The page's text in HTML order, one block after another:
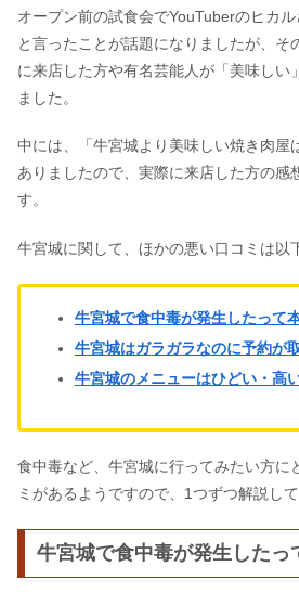
オープン前の試食会でYouTuberのヒカル
と言ったことが話題になりましたが、そ
に来店した方や有名芸能人が「美味しい
ました。
中には、「牛宮城より美味しい焼き肉屋
ありましたので、実際に来店した方の感
す。
牛宮城に関して、ほかの悪い口コミは以
牛宮城で食中毒が発生したって
牛宮城はガラガラなのに予約が
牛宮城のメニューはひどい・高
食中毒など、牛宮城に行ってみたい方に
ミがあるようですので、1つずつ解説して
牛宮城で食中毒が発生したっ